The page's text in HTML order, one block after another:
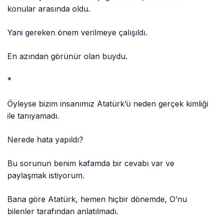
konular arasında oldu.
Yani gereken önem verilmeye çalışıldı.
En azından görünür olan buydu.
*
Öyleyse bizim insanımız Atatürk’ü neden gerçek kimliği
ile tanıyamadı.
Nerede hata yapıldı?
Bu sorunun benim kafamda bir cevabı var ve
paylaşmak istiyorum.
Bana göre Atatürk, hemen hiçbir dönemde, O’nu
bilenler tarafından anlatılmadı.